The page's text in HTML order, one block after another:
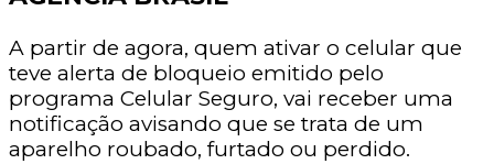
A partir de agora, quem ativar o celular que
teve alerta de bloqueio emitido pelo
programa Celular Seguro, vai receber uma
notificação avisando que se trata de um
aparelho roubado, furtado ou perdido.